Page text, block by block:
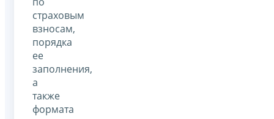
страховым
взносам,
порядка
ее
заполнения,
а
также
формата